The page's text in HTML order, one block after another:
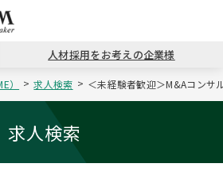
戻る
コンサ
戻る
キャリ
戻る
MBAの
戻る
日本か
戻る
パワー
人材採用をお考えの企業様
） 求人検索 ＜未経験者歓迎＞M&Aコン
求人検索